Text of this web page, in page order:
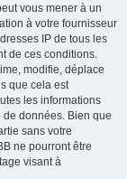
vous mener à un
à votre fournisseur
IP de tous les
de ces conditions.
modifie, déplace
que cela est
les informations
données. Bien que
sans votre
ne pourront être
visant à